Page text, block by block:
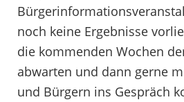
noch keine Ergebnisse
die kommenden Wochen
abwarten und dann gerne
und Bürgern ins Gespräch